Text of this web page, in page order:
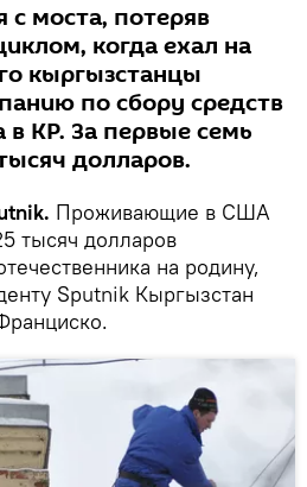
моста, потеряв
когда ехал на
кыргызстанцы
по сбору средств
в КР. За первые семь
долларов.
Проживающие в США
тысяч долларов
на родину,
Sputnik Кыргызстан